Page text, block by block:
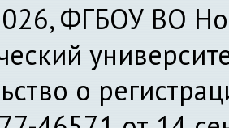
ФГБОУ ВО
о